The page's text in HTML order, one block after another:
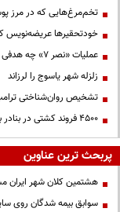
تخم‌مرغ‌هایی که در مرز
خودتحقیرها عریضه‌نویس
عملیات «نصر ۷» چه هدفی را دنبال می‌کرد؟
زلزله شهر یاسوج را لرزاند
تشخیص روان‌شناختی
۴۵۰۰ فروند کشتی در بنادر باهنر و شرق هرمزگان پهلو گرفتند
پربحث ترین عناوین
هشتمین کلان شهر
سوابق بیمه شدگان روی